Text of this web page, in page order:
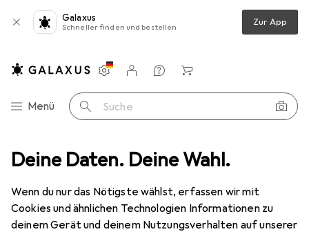
Deine Daten. Deine Wahl.
Wenn du nur das Nötigste wählst, erfassen wir mit
Cookies und ähnlichen Technologien Informationen zu
deinem Gerät und deinem Nutzungsverhalten auf unserer
Galaxus
Schneller finden und bestellen Zur App
Navigation nach Kategorien
Menü Suche
Einstellungen
Kundenkonto
Vergleichslisten
Merklisten
Warenkorb
Schrumpfschlauch Epson Etikettenkassette Lk-6yb2
3 Bilder